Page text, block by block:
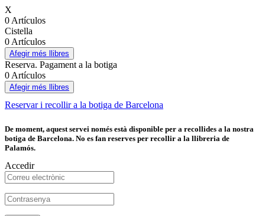
X
0 Artículos
Cistella
0 Artículos
Afegir més llibres
Reserva. Pagament a la botiga
0 Artículos
Afegir més llibres
Reservar i recollir a la botiga de Barcelona
De moment, aquest servei només està disponible per a recollides a la nostra
botiga de Barcelona. No es fan reserves per recollir a la llibreria de
Palamós.
Accedir